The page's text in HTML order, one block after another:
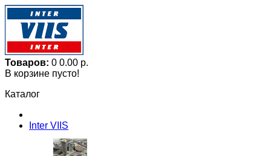
Товаров: 0 0.00 р.
В корзине пусто!
Каталог
Inter VIIS